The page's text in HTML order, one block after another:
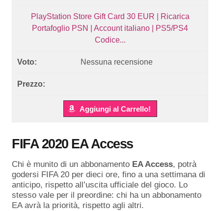
PlayStation Store Gift Card 30 EUR | Ricarica
Portafoglio PSN | Account italiano | PS5/PS4
Codice...
Nessuna recensione
Aggiungi al Carrello!
FIFA 2020 EA Access
Chi è munito di un abbonamento EA Access, potrà
godersi FIFA 20 per dieci ore, fino a una settimana di
anticipo, rispetto all’uscita ufficiale del gioco. Lo
stesso vale per il preordine: chi ha un abbonamento
EA avrà la priorità, rispetto agli altri.